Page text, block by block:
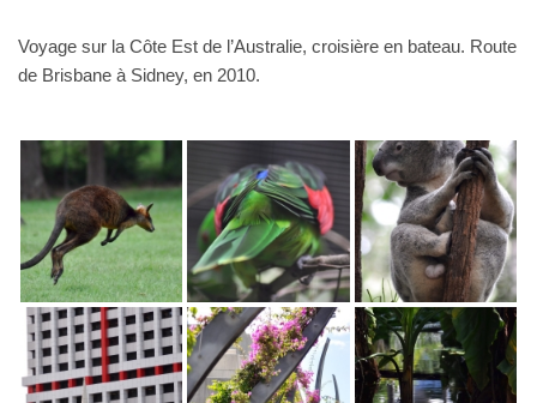
Voyage sur la Côte Est de l’Australie, croisière en bateau. Route
de Brisbane à Sidney, en 2010.